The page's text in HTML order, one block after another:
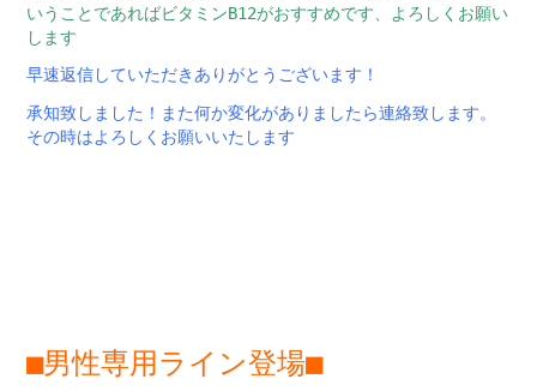
いうことであればビタミンB12がおすすめです、よろしくお願い
します
早速返信していただきありがとうございます！
承知致しました！また何か変化がありましたら連絡致します。
その時はよろしくお願いいたします
■男性専用ライン登場■